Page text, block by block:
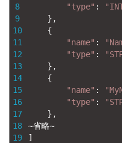
8
9
10
11
12
13
14
15
16
17
18
19
"type" :
} ,
{
"name" :
"type" :
} ,
{
"name" :
"type" :
} ,
~省略~
]